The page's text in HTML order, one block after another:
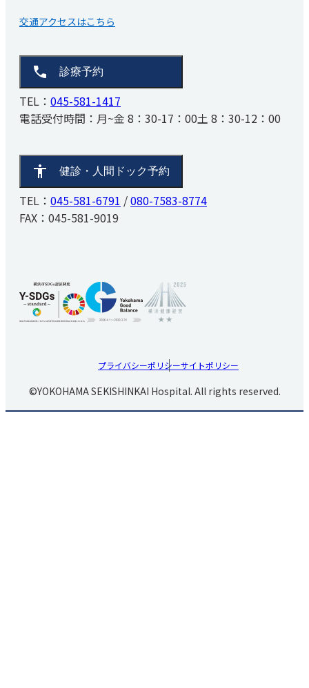
交通アクセスはこちら
診療予約
TEL： 045-581-1417
電話受付時間： 月~金 8：30-17：00土 8：30-12：00
健診・人間ドック予約
TEL： 045-581-6791 /080-7583-8774
FAX：045-581-9019
プライバシーポリシーサイトポリシー
©YOKOHAMA SEKISHINKAI Hospital. All rights reserved.